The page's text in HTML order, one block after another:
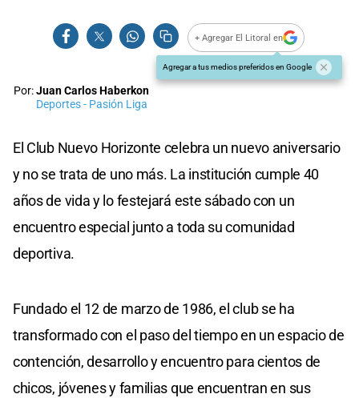
+ Agregar El Litoral en
Agregar a tus medios preferidos en Google
Por:Juan Carlos Haberkon
Deportes - Pasión Liga
El Club Nuevo Horizonte celebra un nuevo aniversario
y no se trata de uno más. La institución cumple 40
años de vida y lo festejará este sábado con un
encuentro especial junto a toda su comunidad
deportiva.
Fundado el 12 de marzo de 1986, el club se ha
transformado con el paso del tiempo en un espacio de
contención, desarrollo y encuentro para cientos de
chicos, jóvenes y familias que encuentran en sus